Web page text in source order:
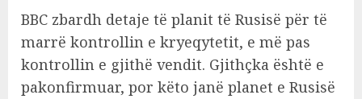
BBC zbardh detaje të planit të Rusisë për të
marrë kontrollin e kryeqytetit, e më pas
kontrollin e gjithë vendit. Gjithçka është e
pakonfirmuar, por këto janë planet e Rusisë